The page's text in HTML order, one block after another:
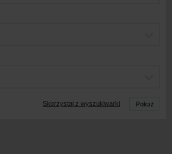
Skorzystaj z wyszukiwarki Pokaż